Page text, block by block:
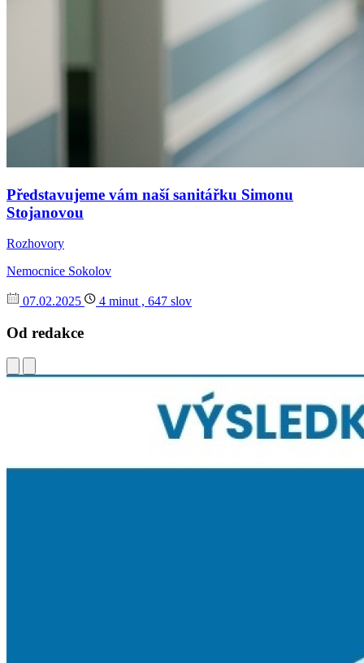
Představujeme vám naší sanitářku Simonu
Stojanovou
Rozhovory
Nemocnice Sokolov
07.02.2025 4 minut , 647 slov
Od redakce